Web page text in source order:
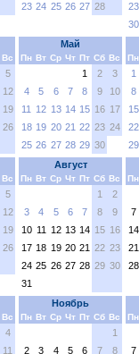
23 24 25 26 27 28
23
30
Вс
5
12
19
26
Май
Пн Вт Ср Чт Пт Сб Вс
1 2
3
4
5 6 7 8 9
10
11
12 13 14 15 16 17
18 19 20 21 22 23 24
25 26 27 28 29 30
Пн
1
8
15
22
29
Вс
5
12
19
26
Август
Пн Вт Ср Чт Пт Сб Вс
1
2
3
4 5 6 7 8
9
10 11 12 13 14 15 16
17 18 19 20 21 22 23
24 25 26 27 28 29 30
31
Пн
7
14
21
28
Вс
4
11
Ноябрь
Пн Вт Ср Чт Пт Сб Вс
1
2
3 4 5 6 7
8
Пн
7